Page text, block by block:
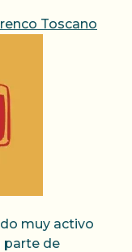
Toscano
muy activo
parte de